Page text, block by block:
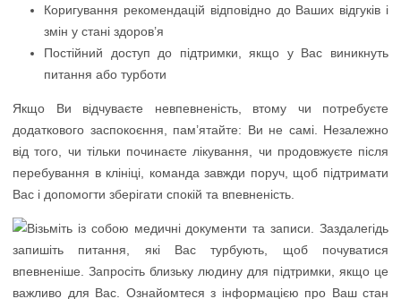
Коригування рекомендацій відповідно до Ваших відгуків і
змін у стані здоров’я
Постійний доступ до підтримки, якщо у Вас виникнуть
питання або турботи
Якщо Ви відчуваєте невпевненість, втому чи потребуєте
додаткового заспокоєння, пам’ятайте: Ви не самі. Незалежно
від того, чи тільки починаєте лікування, чи продовжуєте після
перебування в клініці, команда завжди поруч, щоб підтримати
Вас і допомогти зберігати спокій та впевненість.